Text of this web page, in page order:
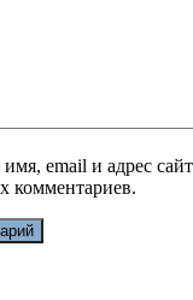
email и адрес
комментариев.